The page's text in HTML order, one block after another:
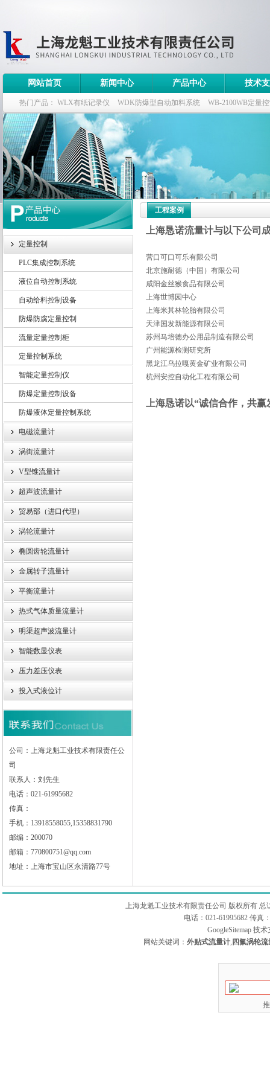
上海龙魁工业技术有限责任公司
网站首页 新闻中心 产品中心 技术
热门产品： WLX有纸记录仪 WDK防爆型自动加料系统 WB-2100WB定量
WDK流量定量控制柜 WB-2100定量装车控制仪
定量控制
PLC集成控制系统
液位自动控制系统
自动给料控制设备
防爆防腐定量控制
流量定量控制柜
定量控制系统
智能定量控制仪
防爆定量控制设备
防爆液体定量控制系统
电磁流量计
涡街流量计
V型锥流量计
超声波流量计
贸易部（进口代理）
涡轮流量计
椭圆齿轮流量计
金属转子流量计
平衡流量计
热式气体质量流量计
明渠超声波流量计
智能数显仪表
压力差压仪表
投入式液位计
公司：上海龙魁工业技术有限责任公
司
联系人：刘先生
电话：021-61995682
传真：
手机：13918558055,15358831790
邮编：200070
邮箱：770800751@qq.com
地址：上海市宝山区永清路77号
工程案例
上海恳诺流量计与以下公司
营口可口可乐有限公司
北京施耐德（中国）有限公司
咸阳金丝猴食品有限公司
上海世博园中心
上海米其林轮胎有限公司
天津国发新能源有限公司
苏州马培德办公用品制造有限公司
广州能源检测研究所
黑龙江乌拉嘎黄金矿业有限公司
杭州安控自动化工程有限公司
上海恳诺以“诚信合作，共
上海龙魁工业技术有限责任公司 版权所有 总
电话：021-61995682 传真
GoogleSitemap技术
网站关键词： 外贴式流量计, 四氟涡轮流